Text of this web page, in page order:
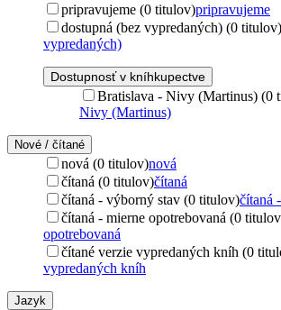
pripravujeme (0 titulov)pripravujeme
dostupná (bez vypredaných) (0 titulov)
vypredaných)
Dostupnosť v kníhkupectve
Bratislava - Nivy (Martinus) (0
Nivy (Martinus)
Nové / čítané
nová (0 titulov)nová
čítaná (0 titulov)čítaná
čítaná - výborný stav (0 titulov)čítaná
čítaná - mierne opotrebovaná (0
opotrebovaná
čítané verzie vypredaných kníh (0
vypredaných kníh
Jazyk